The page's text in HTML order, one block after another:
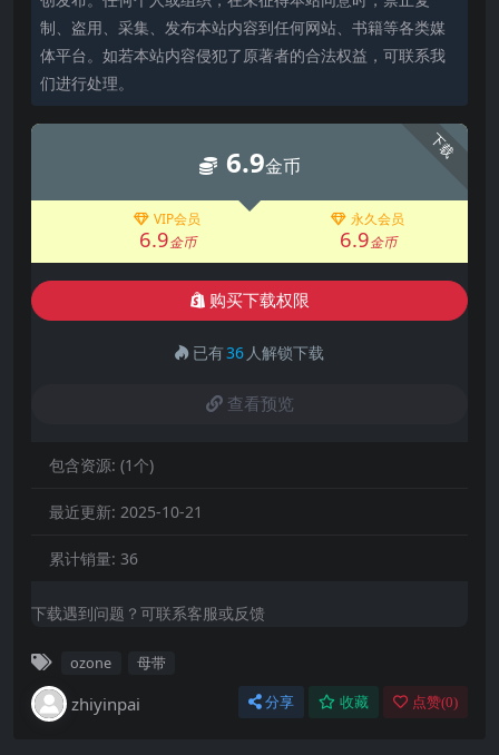
制、盗用、采集、发布本站内容到任何网站、书籍等各类媒
体平台。如若本站内容侵犯了原著者的合法权益，可联系我
们进行处理。
下载
6.9金币
VIP会员
6.9金币
永久会员
6.9金币
购买下载权限
已有36 人解锁下载
查看预览
包含资源: (1个)
最近更新: 2025-10-21
累计销量: 36
下载遇到问题？可联系客服或反馈
ozone 母带
zhiyinpai 分享 收藏 点赞(0)